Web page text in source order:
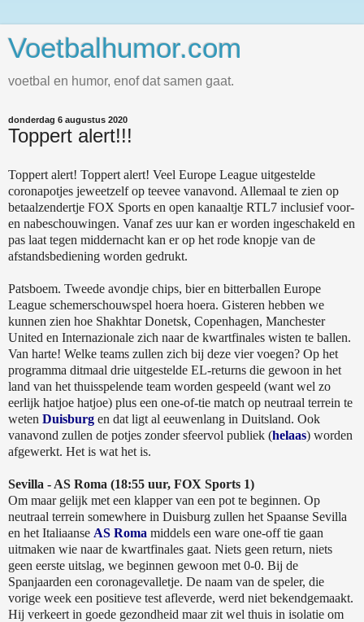
Voetbalhumor.com
voetbal en humor, enof dat samen gaat.
donderdag 6 augustus 2020
Toppert alert!!!
Toppert alert! Toppert alert! Veel Europe League uitgestelde
coronapotjes jeweetzelf op teevee vanavond. Allemaal te zien op
betaalzendertje FOX Sports en open kanaaltje RTL7 inclusief voor-
en nabeschouwingen. Vanaf zes uur kan er worden ingeschakeld en
pas laat tegen middernacht kan er op het rode knopje van de
afstandsbediening worden gedrukt.
Patsboem. Tweede avondje chips, bier en bitterballen Europe
League schemerschouwspel hoera hoera. Gisteren hebben we
kunnen zien hoe Shakhtar Donetsk, Copenhagen, Manchester
United en Internazionale zich naar de kwartfinales wisten te ballen.
Van harte! Welke teams zullen zich bij deze vier voegen? Op het
programma ditmaal drie uitgestelde EL-returns die gewoon in het
land van het thuisspelende team worden gespeeld (want wel zo
eerlijk hatjoe hatjoe) plus een one-of-tie match op neutraal terrein te
weten Duisburg en dat ligt al eeuwenlang in Duitsland. Ook
vanavond zullen de potjes zonder sfeervol publiek (helaas) worden
afgewerkt. Het is wat het is.
Sevilla - AS Roma (18:55 uur, FOX Sports 1)
Om maar gelijk met een klapper van een pot te beginnen. Op
neutraal terrein somewhere in Duisburg zullen het Spaanse Sevilla
en het Italiaanse AS Roma middels een ware one-off tie gaan
uitmaken wie naar de kwartfinales gaat. Niets geen return, niets
geen eerste uitslag, we beginnen gewoon met 0-0. Bij de
Spanjaarden een coronagevalletje. De naam van de speler, die
vorige week een positieve test afleverde, werd niet bekendgemaakt.
Hij verkeert in goede gezondheid maar zit wel thuis in isolatie om